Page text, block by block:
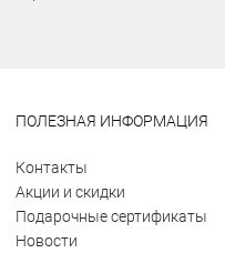
ПОЛЕЗНАЯ ИНФОРМАЦИЯ
Контакты
Акции и скидки
Подарочные сертификаты
Новости